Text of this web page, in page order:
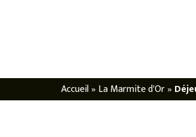
Accueil» La Marmite d'Or»